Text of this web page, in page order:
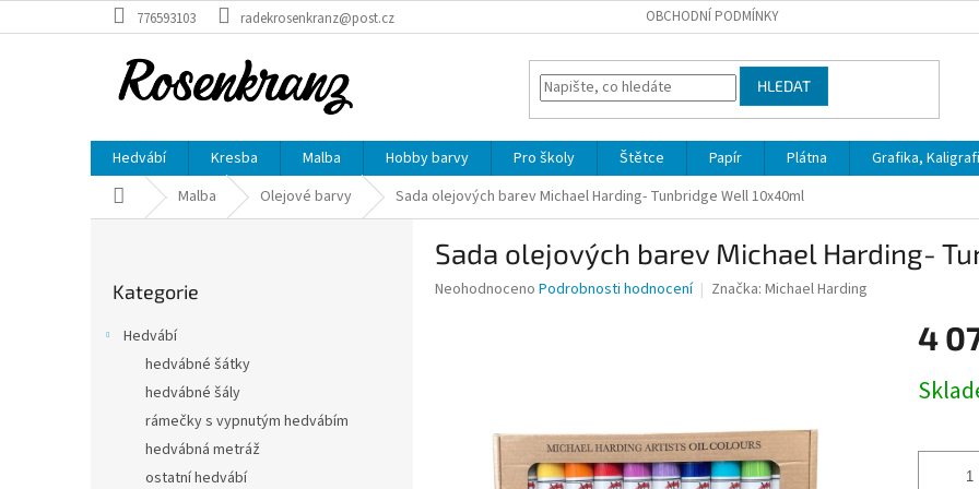
na
776593103 radekrosenkranz@post.cz OBCHODNÍ PODMÍNKY
HLEDAT
Hedvábí Kresba Malba Hobby barvy Pro školy Štětce Papír Plátna Grafika,
Domů Malba Olejové barvy Sada olejových barev Michael Harding- Tunbridge Well 10x40ml
kategorie
Kategorie
Hedvábí
hedvábné šátky
hedvábné šály
rámečky s vypnutým hedvábím
hedvábná metráž
ostatní hedvábí
Sada olejových barev Michael Harding-
Průměrné
hvězdiček.
Neohodnoceno Podrobnosti hodnocení Značka: Michael Harding
4
cena: